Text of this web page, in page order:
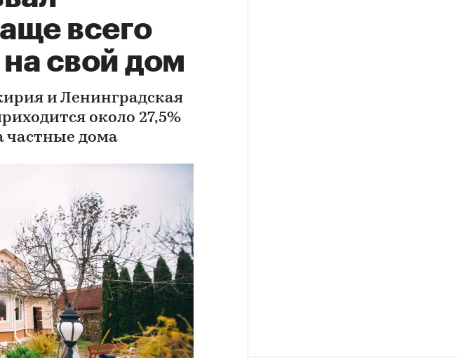
всего
свой дом
и Ленинградская
около 27,5%
частные дома